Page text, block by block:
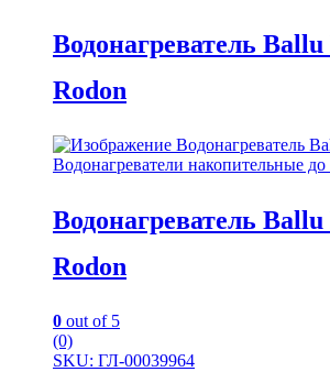
Водонагреватель
Rodon
Водонагреватели накопительные до
Водонагреватель
Rodon
0 out of 5
(0)
SKU: ГЛ-00039964